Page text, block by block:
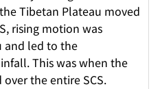
Tibetan Plateau moved
rising motion was
and led to the
This was when the
the entire SCS.